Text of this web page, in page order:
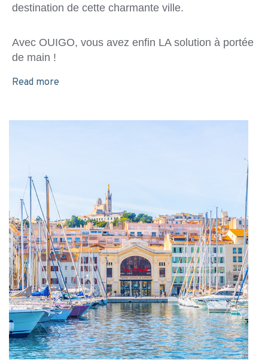
destination de cette charmante ville.
Avec OUIGO, vous avez enfin LA solution à portée
de main !
Read more